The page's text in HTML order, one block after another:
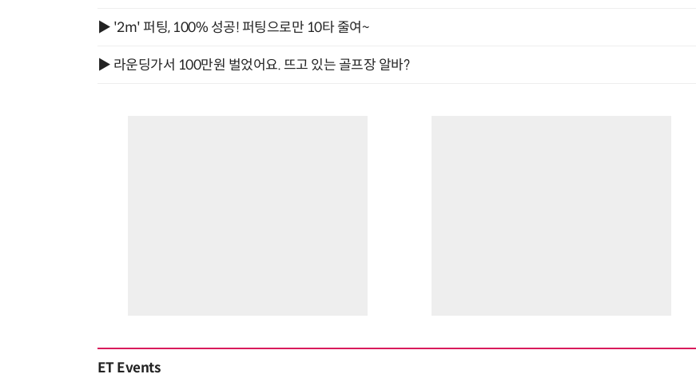
▶ '2m' 퍼팅, 100% 성공! 퍼팅으로만 10타 줄여~
▶ 라운딩가서 100만원 벌었어요. 뜨고 있는 골프장 알바?
ET Events